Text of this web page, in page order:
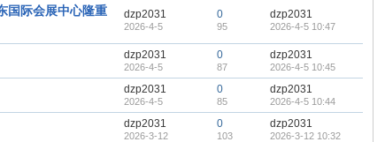
国际会展中心隆重
dzp2031
2026-4-5
0
95
dzp2031
2026-4-5 10:47
dzp2031
2026-4-5
0
87
dzp2031
2026-4-5 10:45
dzp2031
2026-4-5
0
85
dzp2031
2026-4-5 10:44
dzp2031
2026-3-12
0
103
dzp2031
2026-3-12 10:32